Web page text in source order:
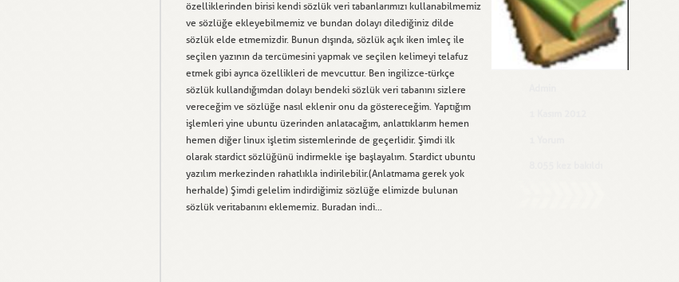
özelliklerinden birisi kendi sözlük veri tabanlarımızı kullanabilmemiz
ve sözlüğe ekleyebilmemiz ve bundan dolayı dilediğiniz dilde
sözlük elde etmemizdir. Bunun dışında, sözlük açık iken imleç ile
seçilen yazının da tercümesini yapmak ve seçilen kelimeyi telafuz
etmek gibi ayrıca özellikleri de mevcuttur. Ben ingilizce-türkçe
sözlük kullandığımdan dolayı bendeki sözlük veri tabanını sizlere
vereceğim ve sözlüğe nasıl eklenir onu da göstereceğim. Yaptığım
işlemleri yine ubuntu üzerinden anlatacağım, anlattıklarım hemen
hemen diğer linux işletim sistemlerinde de geçerlidir. Şimdi ilk
olarak stardict sözlüğünü indirmekle işe başlayalım. Stardict ubuntu
yazılım merkezinden rahatlıkla indirilebilir.(Anlatmama gerek yok
herhalde) Şimdi gelelim indirdiğimiz sözlüğe elimizde bulunan
sözlük veritabanını eklememiz. Buradan indi...